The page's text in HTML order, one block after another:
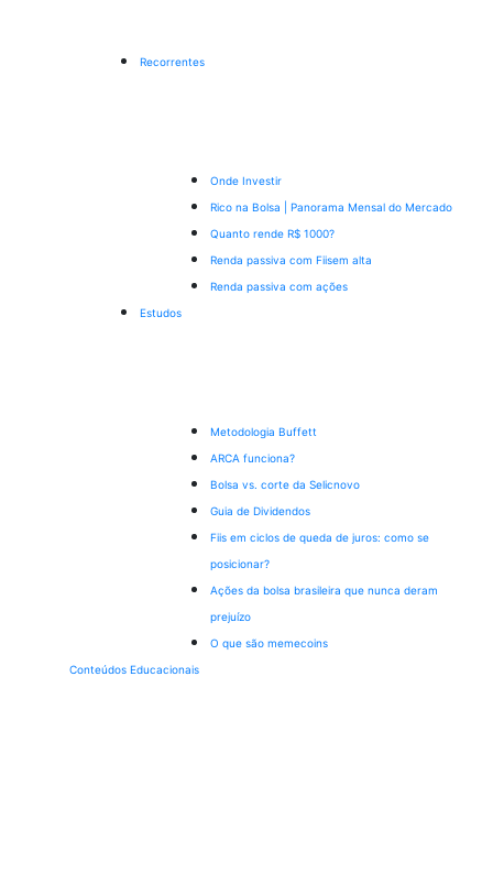
Recorrentes
Onde Investir
Rico na Bolsa | Panorama Mensal do Mercado
Quanto rende R$ 1000?
Renda passiva com Fiisem alta
Renda passiva com ações
Estudos
Metodologia Buffett
ARCA funciona?
Bolsa vs. corte da Selicnovo
Guia de Dividendos
Fiis em ciclos de queda de juros: como se
posicionar?
Ações da bolsa brasileira que nunca deram
prejuízo
O que são memecoins
Conteúdos Educacionais